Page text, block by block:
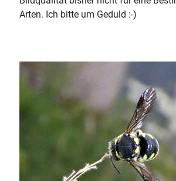
Arten. Ich bitte um Geduld :-)